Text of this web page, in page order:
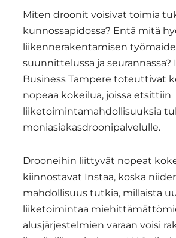
Miten droonit voisivat toimia
kunnossapidossa? Entä mitä
liikennerakentamisen
suunnittelussa ja seurannassa?
Business Tampere toteuttivat
nopeaa kokeilua, joissa etsittiin
liiketoimintamahdollisuuksia
moniasiakasdroonipalvelulle.
Drooneihin liittyvät nopeat
kiinnostavat Instaa, koska
mahdollisuus tutkia, millaista
liiketoimintaa
alusjärjestelmien varaan voisi